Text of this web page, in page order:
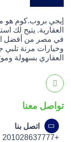
إيجي بروب.كوم
العقارية. يتيح لك
في مصر من أفضل
وخيارات مرنة تلبي
العقاري بسهولة
تواصل معنا
اتصل بنا
+201028637777